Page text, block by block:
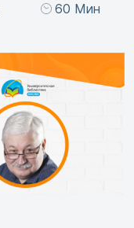
60 Мин